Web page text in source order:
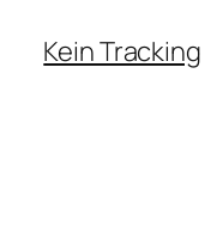
Kein Tracking